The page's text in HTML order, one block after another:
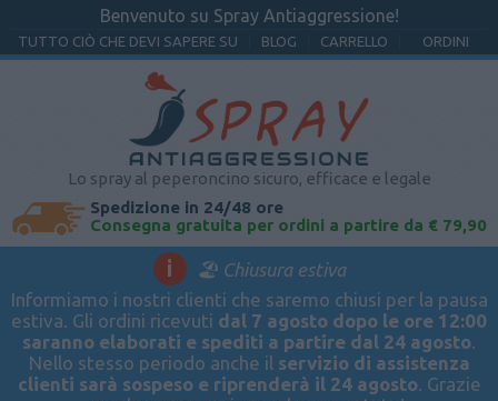
Benvenuto su Spray Antiaggressione!
TUTTO CIÒ CHE DEVI SAPERE SU BLOG CARRELLO ORDINI
Lo spray al peperoncino sicuro, efficace e legale
Spedizione in 24/48 ore
Consegna gratuita per ordini a partire da € 79,90
i
🏖️ Chiusura estiva
Informiamo i nostri clienti che saremo chiusi per la pausa
estiva. Gli ordini ricevuti dal 7 agosto dopo le ore 12:00
saranno elaborati e spediti a partire dal 24 agosto.
Nello stesso periodo anche il servizio di assistenza
clienti sarà sospeso e riprenderà il 24 agosto. Grazie